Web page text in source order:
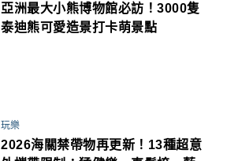
亞洲最大小熊博物館必訪！3000隻
泰迪熊可愛造景打卡萌景點
玩樂
2026海關禁帶物再更新！13種超意